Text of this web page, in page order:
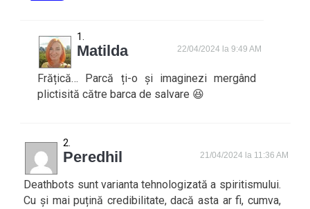
Matilda 22/04/2024 la 9:49 AM
Frățică… Parcă ți-o și imaginezi mergând
plictisită către barca de salvare 😆
Peredhil 21/04/2024 la 11:36 AM
Deathbots sunt varianta tehnologizată a spiritismului.
Cu și mai puțină credibilitate, dacă asta ar fi, cumva,